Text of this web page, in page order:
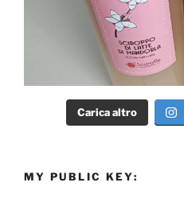
Carica altro
MY PUBLIC KEY: